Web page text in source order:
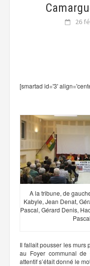
26
[smartad id='3'
A la tribune, de
Kabyle, Jean Denat,
Pascal, Gérard Denis,
Pascal
Il fallait pousser les murs
au Foyer communal
attentif s’était donné le